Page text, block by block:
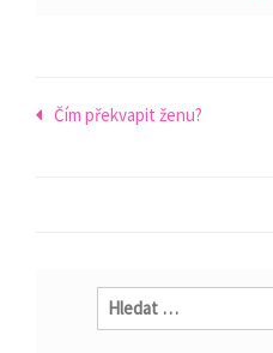
Navigace
Čím překvapit ženu?
Vyhledávání